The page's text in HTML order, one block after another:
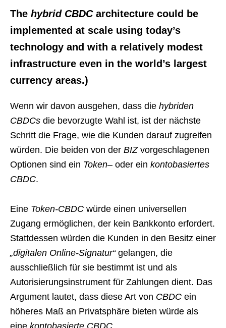
The hybrid CBDCarchitecture could be
implemented at scale using today’s
technology and with a relatively modest
infrastructure even in the world’s largest
currency areas.)
Wenn wir davon ausgehen, dass die hybriden
CBDCs die bevorzugte Wahl ist, ist der nächste
Schritt die Frage, wie die Kunden darauf zugreifen
würden. Die beiden von der BIZvorgeschlagenen
Optionen sind ein Token– oder ein kontobasiertes
CBDC.
Eine Token-CBDC würde einen universellen
Zugang ermöglichen, der kein Bankkonto erfordert.
Stattdessen würden die Kunden in den Besitz einer
„digitalen Online-Signatur“gelangen, die
ausschließlich für sie bestimmt ist und als
Autorisierungsinstrument für Zahlungen dient. Das
Argument lautet, dass diese Art von CBDC ein
höheres Maß an Privatsphäre bieten würde als
eine kontobasierte CBDC.